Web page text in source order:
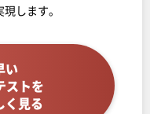
します。
い
トを
く見る